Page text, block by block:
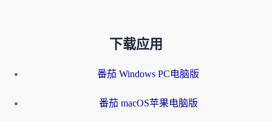
下载应用
番茄 Windows PC电脑版
番茄 macOS苹果电脑版